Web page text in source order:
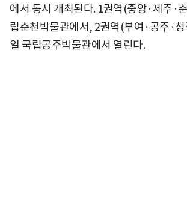
에서 동시 개최된다. 1권역(중앙·제주·
립춘천박물관에서, 2권역(부여·공주·
일 국립공주박물관에서 열린다.